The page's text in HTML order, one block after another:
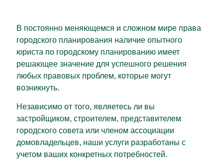
В постоянно меняющемся и сложном мире права
городского планирования наличие опытного
юриста по городскому планированию имеет
решающее значение для успешного решения
любых правовых проблем, которые могут
возникнуть.
Независимо от того, являетесь ли вы
застройщиком, строителем, представителем
городского совета или членом ассоциации
домовладельцев, наши услуги разработаны с
учетом ваших конкретных потребностей.